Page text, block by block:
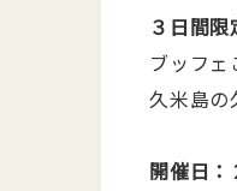
３日間
ブッフェ
久米島
開催日：